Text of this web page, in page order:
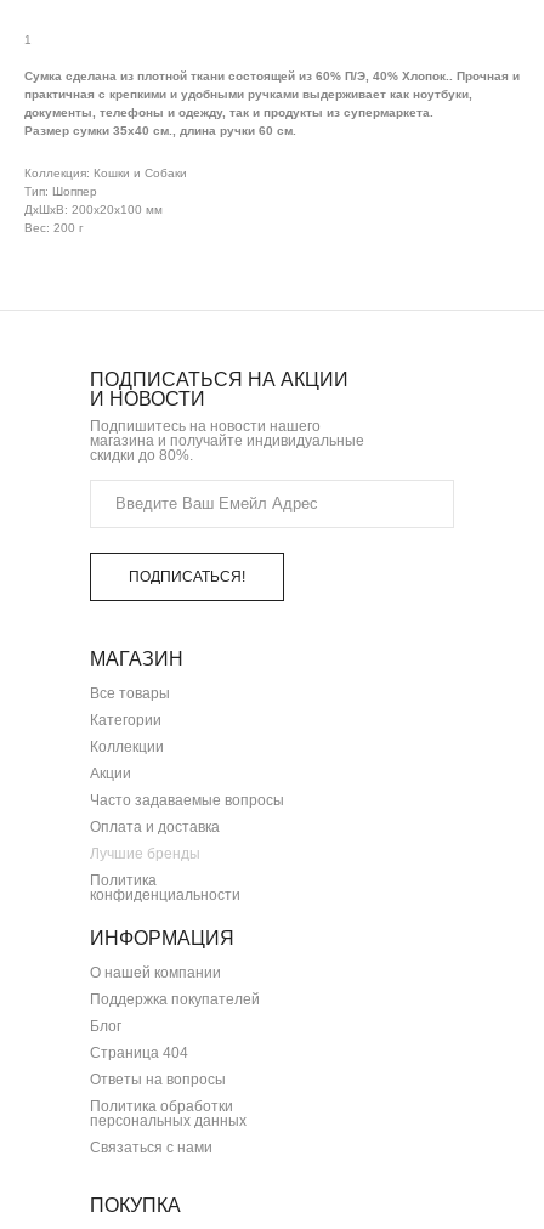
1
Сумка сделана из плотной ткани состоящей из 60% П/Э, 40% Хлопок.. Прочная и
практичная с крепкими и удобными ручками выдерживает как ноутбуки,
документы, телефоны и одежду, так и продукты из супермаркета.
Размер сумки 35х40 см., длина ручки 60 см.
Коллекция: Кошки и Собаки
Тип: Шоппер
ДxШxВ: 200x20x100 мм
Вес: 200 г
ПОДПИСАТЬСЯ НА АКЦИИ
И НОВОСТИ
Подпишитесь на новости нашего
магазина и получайте индивидуальные
скидки до 80%.
ПОДПИСАТЬСЯ!
МАГАЗИН
ИНФОРМАЦИЯ
ПОКУПКА
Все товары
Категории
Коллекции
Акции
Часто задаваемые вопросы
Оплата и доставка
Лучшие бренды
Политика
конфиденциальности
О нашей компании
Поддержка покупателей
Блог
Страница 404
Ответы на вопросы
Политика обработки
персональных данных
Связаться с нами